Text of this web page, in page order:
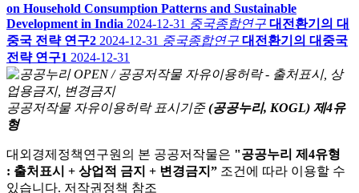
on Household Consumption Patterns and Sustainable
Development in India 2024-12-31 중국종합연구 대전환기의 대
중국 전략 연구2 2024-12-31 중국종합연구 대전환기의 대중국
전략 연구1 2024-12-31
공공저작물 자유이용허락 표시기준 (공공누리, KOGL) 제4유
형
대외경제정책연구원의 본 공공저작물은 "공공누리 제4유형
: 출처표시 + 상업적 금지 + 변경금지” 조건에 따라 이용할 수
있습니다. 저작권정책 참조